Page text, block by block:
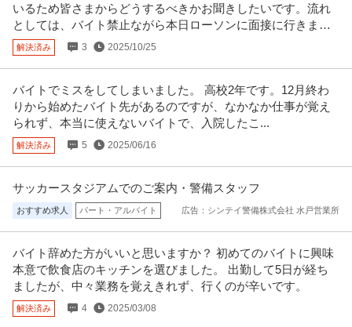
この条件の求人をもっと見る
いるため皆さまからどうするべきかお聞きしたいです。流れ
としては、バイト禁止ながら本日ローソンに面接に行きまし
た。
解決済み 3 2025/10/25
バイトでミスをしてしまいました。 高校2年です。12月終わ
りから始めたバイト先があるのですが、なかなか仕事が覚え
られず、本当に使えないバイトで、入院したこ...
解決済み 5 2025/06/16
サッカースタジアムでのご案内・警備スタッフ
おすすめ求人 パート・アルバイト 広告：シンテイ警備株式会社 水戸営業所
バイト辞めた方がいいと思いますか？ 初めてのバイトに興味
本意で飲食店のキッチンを選びました。 出勤して5日が経ち
ましたが、中々業務を覚えきれず、行くのが辛いです。
解決済み 4 2025/03/08